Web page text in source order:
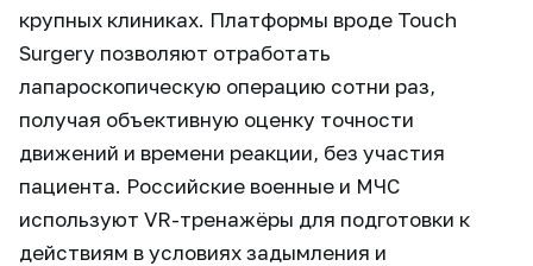
крупных клиниках. Платформы вроде Touch
Surgery позволяют отработать
лапароскопическую операцию сотни раз,
получая объективную оценку точности
движений и времени реакции, без участия
пациента. Российские военные и МЧС
используют VR-тренажёры для подготовки к
действиям в условиях задымления и